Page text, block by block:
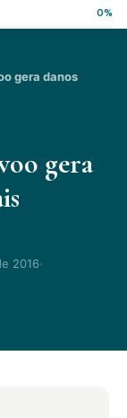
gera danos
gera
2016·
0%